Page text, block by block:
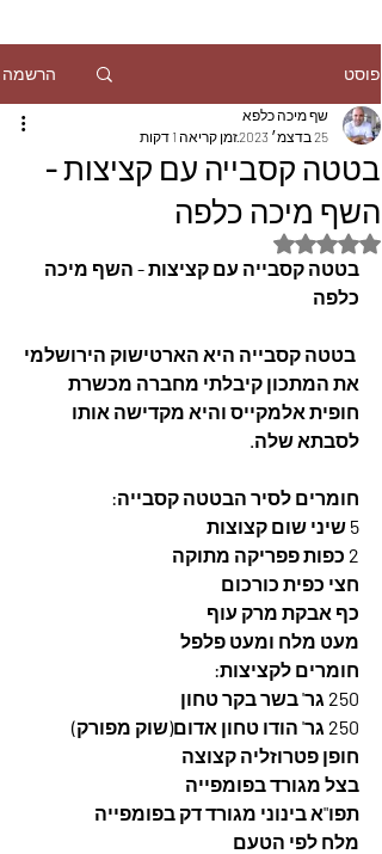
פוסט הרשמה
בטטה קסבייה עם קציצות -
השף מיכה כלפה
שף מיכה כלפא
25 בדצמ׳ 2023
זמן קריאה 1 דקות
דירוג של NaN מתוך 5 כוכבים
בטטה קסבייה עם קציצות - השף מיכה
כלפה
את המתכון קיבלתי מחברה מכשרת
חופית אלמקייס והיא מקדישה אותו
לסבתא שלה.
חומרים לסיר הבטטה קסבייה:
5 שיני שום קצוצות
2 כפות פפריקה מתוקה
חצי כפית כורכום
כף אבקת מרק עוף
מעט מלח ומעט פלפל
חומרים לקציצות:
250 גר' בשר בקר טחון
250 גר' הודו טחון אדום(שוק מפורק)
חופן פטרוזליה קצוצה
בצל מגורד בפומפייה
תפו"א בינוני מגורד דק בפומפייה
מלח לפי הטעם